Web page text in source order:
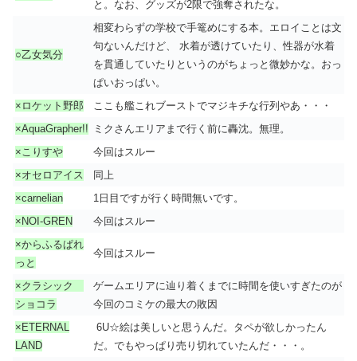
と。なお、グッズが2限で強奪されたな。
○乙女気分
相変わらずの学校で手篭めにする本。エロイことは文
句ないんだけど、 水着が透けていたり、性器が水着
を貫通していたりというのがちょっと微妙かな。おっ
ぱいおっぱい。
×ロケット野郎
ここも艦これブーストでマジキチな行列やあ・・・
×AquaGrapher!!
ミクさんエリアまで行く前に轟沈。無理。
×こりすや
今回はスルー
×オセロアイス
同上
×carnelian
1日目ですが行く時間無いです。
×NOI-GREN
今回はスルー
×からふるぱれ
っと
今回はスルー
×クラシック
ショコラ
ゲームエリアに辿り着くまでに時間を使いすぎたのが
今回のコミケの最大の敗因
×ETERNAL
LAND
6U☆絵は美しいと思うんだ。タペが欲しかったん
だ。でもやっぱり売り切れていたんだ・・・。